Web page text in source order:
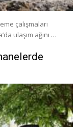
çalışmaları
ulaşım ağını …